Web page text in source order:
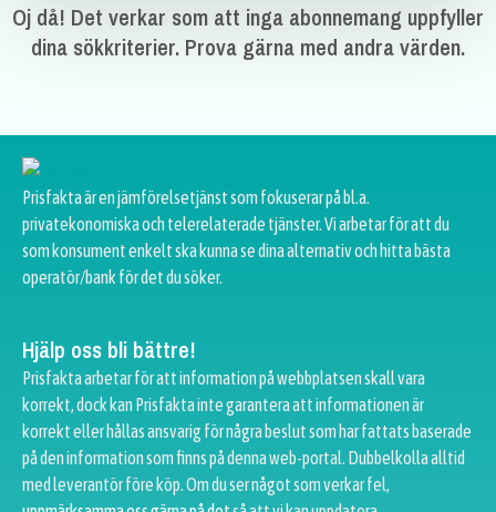
Oj då! Det verkar som att inga abonnemang uppfyller
dina sökkriterier. Prova gärna med andra värden.
Prisfakta är en jämförelsetjänst som fokuserar på bl.a.
privatekonomiska och telerelaterade tjänster. Vi arbetar för att du
som konsument enkelt ska kunna se dina alternativ och hitta bästa
operatör/bank för det du söker.
Hjälp oss bli bättre!
Prisfakta arbetar för att information på webbplatsen skall vara
korrekt, dock kan Prisfakta inte garantera att informationen är
korrekt eller hållas ansvarig för några beslut som har fattats baserade
på den information som finns på denna web-portal. Dubbelkolla alltid
med leverantör före köp. Om du ser något som verkar fel,